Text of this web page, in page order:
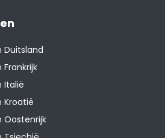
Duitsland
Italië
Kroatië
Oostenrijk